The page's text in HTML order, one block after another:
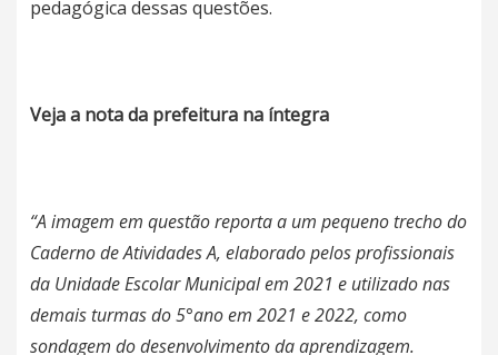
pedagógica dessas questões.
Veja a nota da prefeitura na íntegra
“A imagem em questão reporta a um pequeno trecho do
Caderno de Atividades A, elaborado pelos profissionais
da Unidade Escolar Municipal em 2021 e utilizado nas
demais turmas do 5°ano em 2021 e 2022, como
sondagem do desenvolvimento da aprendizagem.